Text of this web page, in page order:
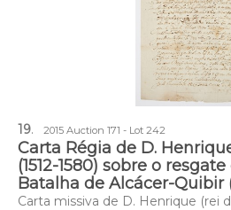
19. 2015 Auction 171 - Lot 242
Carta Régia de D.
(1512-1580) sobre o
Batalha de Alcácer-Quibir
Carta missiva de D. Henrique (rei